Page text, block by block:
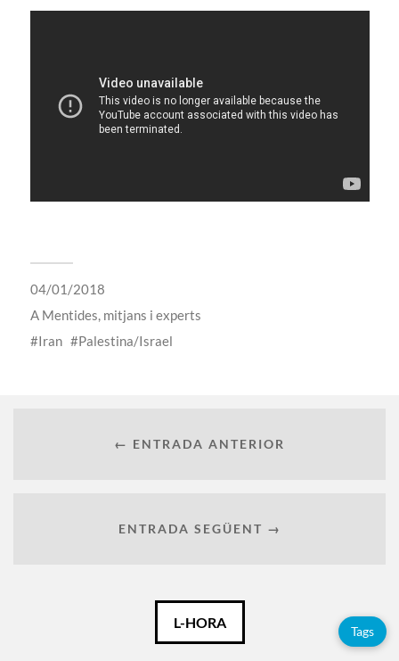
04/01/2018
A Mentides, mitjans i experts
Iran
Palestina/Israel
← ENTRADA ANTERIOR
ENTRADA SEGÜENT →
L-HORA
Tags